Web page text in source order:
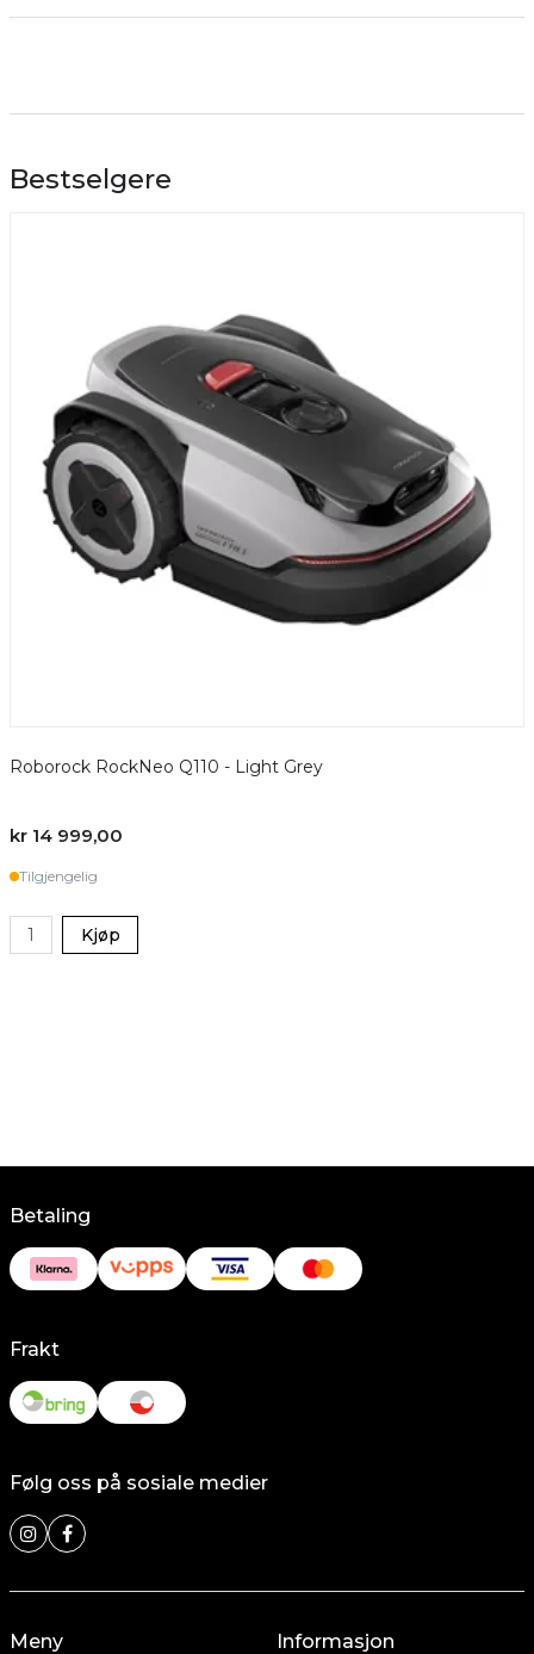
Bestselgere
Roborock RockNeo Q110 - Light Grey
kr 14 999,00
Tilgjengelig
Kjøp
Betaling
Frakt
Følg oss på sosiale medier
Meny
Informasjon